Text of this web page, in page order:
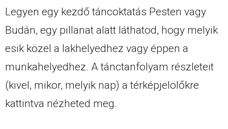
Legyen egy kezdő táncoktatás Pesten vagy
Budán, egy pillanat alatt láthatod, hogy melyik
esik közel a lakhelyedhez vagy éppen a
munkahelyedhez. A tánctanfolyam részleteit
(kivel, mikor, melyik nap) a térképjelölőkre
kattintva nézheted meg.